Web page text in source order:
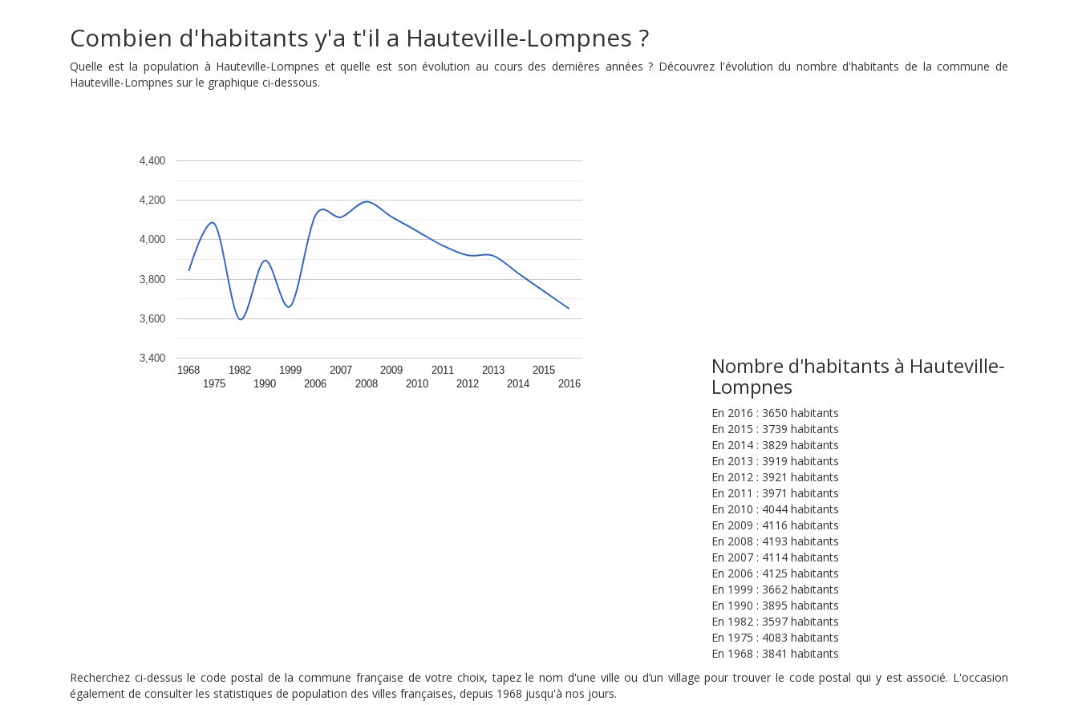
Combien d'habitants y'a t'il a Hauteville-Lompnes ?
Quelle est la population à Hauteville-Lompnes et quelle est son évolution au cours des dernières années ? Découvrez l'évolution du nombre d'habitants de la commune de
Hauteville-Lompnes sur le graphique ci-dessous.
1968
1975
1982
1990
1999
2006
2007
2008
2009
2010
2011
2012
2013
2014
2015
2016
3,400
3,600
3,800
4,000
4,200
4,400
Nombre d'habitants à Hauteville-
Lompnes
En 2016 : 3650 habitants
En 2015 : 3739 habitants
En 2014 : 3829 habitants
En 2013 : 3919 habitants
En 2012 : 3921 habitants
En 2011 : 3971 habitants
En 2010 : 4044 habitants
En 2009 : 4116 habitants
En 2008 : 4193 habitants
En 2007 : 4114 habitants
En 2006 : 4125 habitants
En 1999 : 3662 habitants
En 1990 : 3895 habitants
En 1982 : 3597 habitants
En 1975 : 4083 habitants
En 1968 : 3841 habitants
Recherchez ci-dessus le code postal de la commune française de votre choix, tapez le nom d'une ville ou d’un village pour trouver le code postal qui y est associé. L'occasion
également de consulter les statistiques de population des villes françaises, depuis 1968 jusqu'à nos jours.